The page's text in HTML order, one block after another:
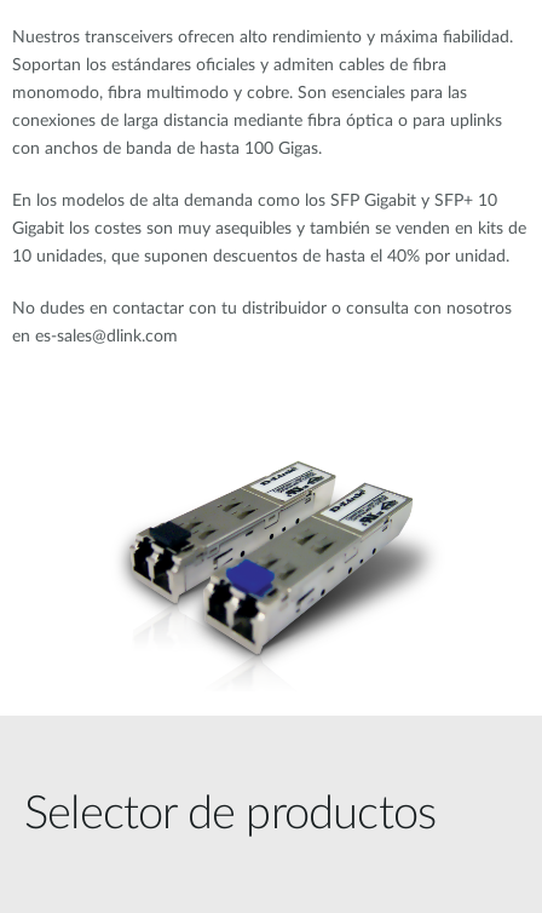
Nuestros transceivers ofrecen alto rendimiento y máxima fiabilidad.
Soportan los estándares oficiales y admiten cables de fibra
monomodo, fibra multimodo y cobre. Son esenciales para las
conexiones de larga distancia mediante fibra óptica o para uplinks
con anchos de banda de hasta 100 Gigas.
En los modelos de alta demanda como los SFP Gigabit y SFP+ 10
Gigabit los costes son muy asequibles y también se venden en kits de
10 unidades, que suponen descuentos de hasta el 40% por unidad.
No dudes en contactar con tu distribuidor o consulta con nosotros
en es-sales@dlink.com
Selector de productos